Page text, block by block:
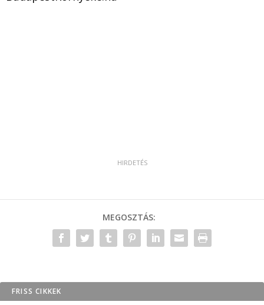
MEGOSZTÁS:
FRISS CIKKEK